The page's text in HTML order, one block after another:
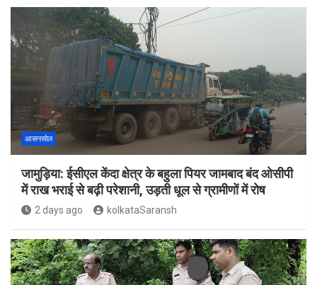
आसनसोल
जामुड़िया: ईसीएल केंदा क्षेत्र के बहुला पियर जामबाद बंद ओसीपी
में राख भराई से बढ़ी परेशानी, उड़ती धूल से ग्रामीणों में रोष
2 days ago kolkataSaransh